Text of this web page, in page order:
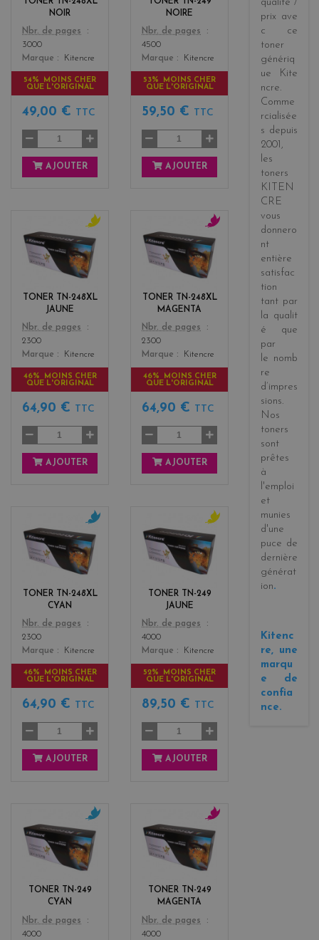
NOIR
Color
Nbr. de pages
3000
Marque
Kitencre
54% MOINS CHER
QUE L'ORIGINAL
49,00 € TTC
AJOUTER
NOIRE
Color
Nbr. de pages
4500
Marque
Kitencre
53% MOINS CHER
QUE L'ORIGINAL
59,50 € TTC
AJOUTER
TONER TN-248XL
JAUNE
Color
y
e
l
l
o
Nbr. de pages
2300
Marque
Kitencre
46% MOINS CHER
QUE L'ORIGINAL
64,90 € TTC
AJOUTER
TONER TN-248XL
MAGENTA
Color
m
a
g
e
n
Nbr. de pages
2300
Marque
Kitencre
46% MOINS CHER
QUE L'ORIGINAL
64,90 € TTC
AJOUTER
TONER TN-248XL
CYAN
Color
c
y
a
n
Nbr. de pages
2300
Marque
Kitencre
46% MOINS CHER
QUE L'ORIGINAL
64,90 € TTC
AJOUTER
TONER TN-249
JAUNE
Color
y
e
l
l
Nbr. de pages
4000
Marque
Kitencre
52% MOINS CHER
QUE L'ORIGINAL
89,50 € TTC
AJOUTER
TONER TN-249
CYAN
Color
c
y
a
n
Nbr. de pages
4000
TONER TN-249
MAGENTA
Color
m
a
g
e
Nbr. de pages
4000
qualité /
prix ave
c ce
toner
génériq
ue
Kite
ncre.
Comme
rcialisée
s depuis
2001 ,
les
toners
KITEN
CRE
vous
donnero
nt
entière
satisfac
tion
tant par
la qualit
é que
par
le nomb
re
d’impres
sions.
Nos
toners
sont
prêtes
à
l'emploi
et
munies
d'une
puce de
dernière
générat
ion.
Kitenc
re, une
marqu
e de
confia
nce.